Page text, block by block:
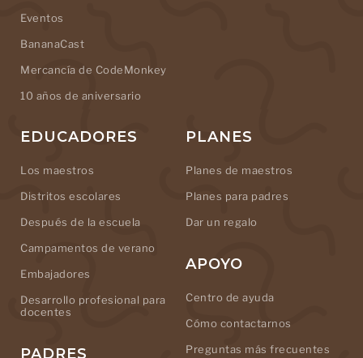
Eventos
BananaCast
Mercancía de CodeMonkey
10 años de aniversario
EDUCADORES
Los maestros
Distritos escolares
Después de la escuela
Campamentos de verano
Embajadores
Desarrollo profesional para
docentes
PADRES
PLANES
Planes de maestros
Planes para padres
Dar un regalo
APOYO
Centro de ayuda
Cómo contactarnos
Preguntas más frecuentes